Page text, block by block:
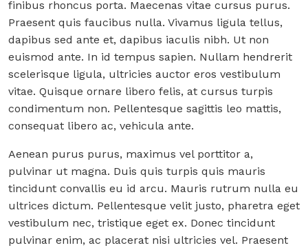
finibus rhoncus porta. Maecenas vitae cursus purus.
Praesent quis faucibus nulla. Vivamus ligula tellus,
dapibus sed ante et, dapibus iaculis nibh. Ut non
euismod ante. In id tempus sapien. Nullam hendrerit
scelerisque ligula, ultricies auctor eros vestibulum
vitae. Quisque ornare libero felis, at cursus turpis
condimentum non. Pellentesque sagittis leo mattis,
consequat libero ac, vehicula ante.
Aenean purus purus, maximus vel porttitor a,
pulvinar ut magna. Duis quis turpis quis mauris
tincidunt convallis eu id arcu. Mauris rutrum nulla eu
ultrices dictum. Pellentesque velit justo, pharetra eget
vestibulum nec, tristique eget ex. Donec tincidunt
pulvinar enim, ac placerat nisi ultricies vel. Praesent